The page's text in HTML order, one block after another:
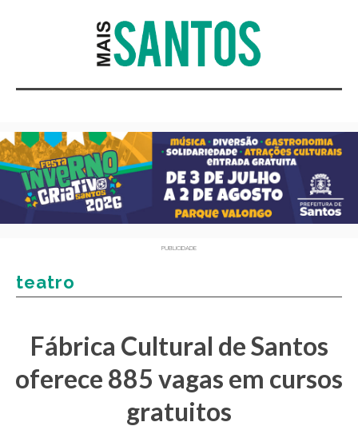
PUBLICIDADE
teatro
Fábrica Cultural de Santos
oferece 885 vagas em cursos
gratuitos